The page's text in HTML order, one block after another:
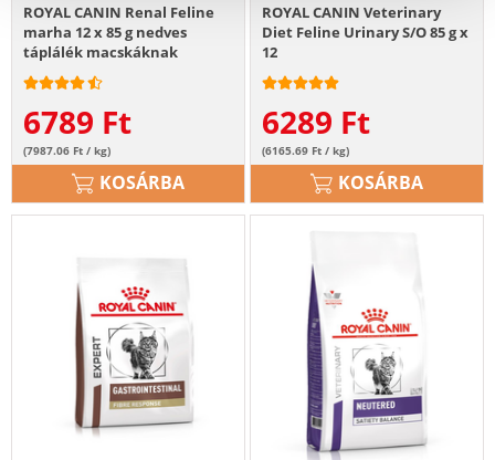
ROYAL CANIN Renal Feline
marha 12 x 85 g nedves
táplálék macskáknak
krónikus vesebetegségben
6789 Ft
(7987.06 Ft / kg)
KOSÁRBA
ROYAL CANIN Veterinary
Diet Feline Urinary S/O 85 g x
12
6289 Ft
(6165.69 Ft / kg)
KOSÁRBA